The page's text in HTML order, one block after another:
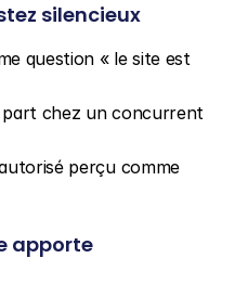
silencieux
question « le site est
chez un concurrent
perçu comme
apporte